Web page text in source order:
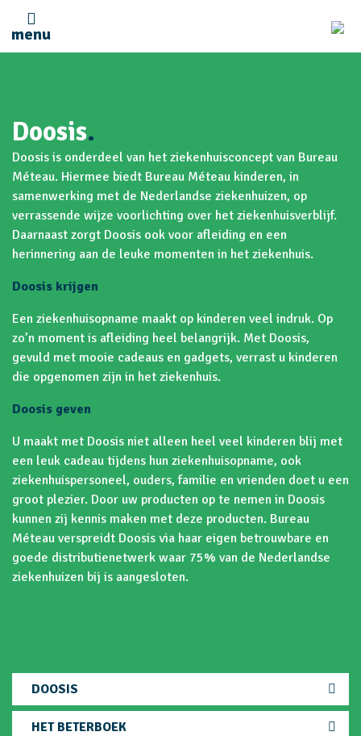
menu
Doosis.
Doosis is onderdeel van het ziekenhuisconcept van Bureau
Méteau. Hiermee biedt Bureau Méteau kinderen, in
samenwerking met de Nederlandse ziekenhuizen, op
verrassende wijze voorlichting over het ziekenhuisverblijf.
Daarnaast zorgt Doosis ook voor afleiding en een
herinnering aan de leuke momenten in het ziekenhuis.
Doosis krijgen
Een ziekenhuisopname maakt op kinderen veel indruk. Op
zo’n moment is afleiding heel belangrijk. Met Doosis,
gevuld met mooie cadeaus en gadgets, verrast u kinderen
die opgenomen zijn in het ziekenhuis.
Doosis geven
U maakt met Doosis niet alleen heel veel kinderen blij met
een leuk cadeau tijdens hun ziekenhuisopname, ook
ziekenhuispersoneel, ouders, familie en vrienden doet u een
groot plezier. Door uw producten op te nemen in Doosis
kunnen zij kennis maken met deze producten. Bureau
Méteau verspreidt Doosis via haar eigen betrouwbare en
goede distributienetwerk waar 75% van de Nederlandse
ziekenhuizen bij is aangesloten.
DOOSIS
HET BETERBOEK